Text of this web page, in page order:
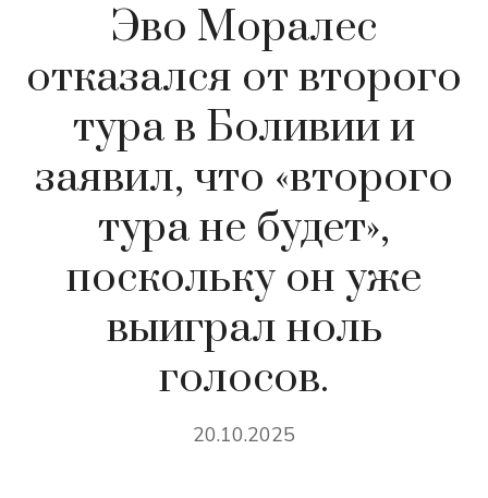
Эво Моралес
отказался от второго
тура в Боливии и
заявил, что «второго
тура не будет»,
поскольку он уже
выиграл ноль
голосов.
20.10.2025